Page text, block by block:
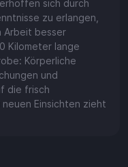
sich durch
zu erlangen,
Arbeit besser
Kilometer lange
Körperliche
und
die frisch
Einsichten zieht